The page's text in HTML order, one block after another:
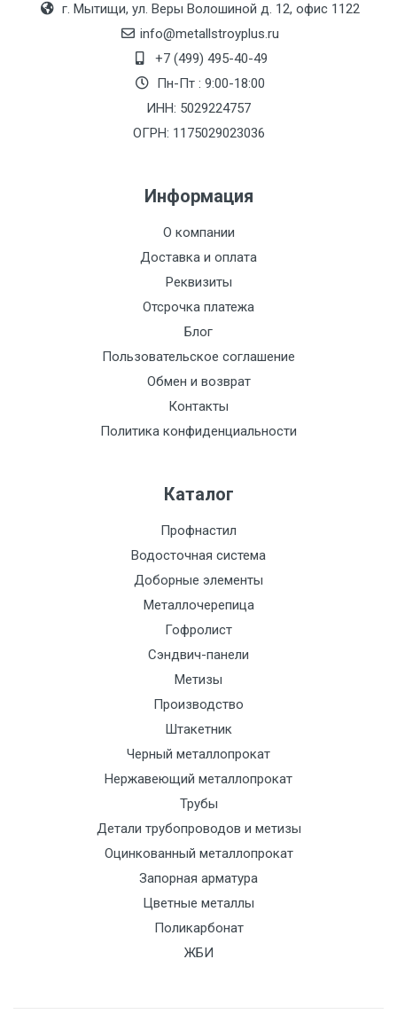
г. Мытищи, ул. Веры Волошиной д. 12, офис 1122
info@metallstroyplus.ru
+7 (499) 495-40-49
Пн-Пт : 9:00-18:00
ИНН: 5029224757
ОГРН: 1175029023036
Информация
О компании
Доставка и оплата
Реквизиты
Отсрочка платежа
Блог
Пользовательское соглашение
Обмен и возврат
Контакты
Политика конфиденциальности
Каталог
Профнастил
Водосточная система
Доборные элементы
Металлочерепица
Гофролист
Сэндвич-панели
Метизы
Производство
Штакетник
Черный металлопрокат
Нержавеющий металлопрокат
Трубы
Детали трубопроводов и метизы
Оцинкованный металлопрокат
Запорная арматура
Цветные металлы
Поликарбонат
ЖБИ